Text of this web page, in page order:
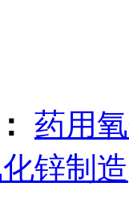
药用
锌制造